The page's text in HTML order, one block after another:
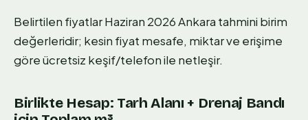
Belirtilen fiyatlar Haziran 2026 Ankara tahmini birim
değerleridir; kesin fiyat mesafe, miktar ve erişime
göre ücretsiz keşif/telefon ile netleşir.
Birlikte Hesap: Tarh Alanı + Drenaj Bandı